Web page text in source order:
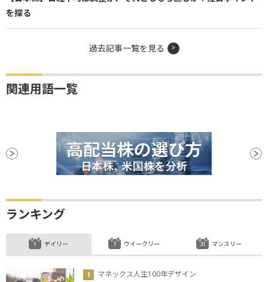
を探る
過去記事一覧を見る
関連用語一覧
ランキング
デイリー
マネックス人生100年デザイン
ウイークリー マンスリー